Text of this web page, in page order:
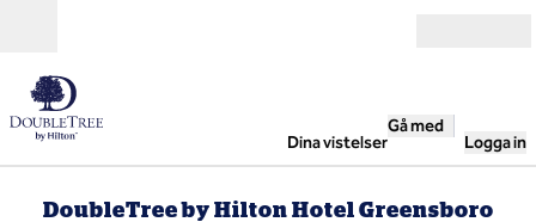
Dina vistelser
Gå med
Logga in
DoubleTree by Hilton Hotel Greensboro